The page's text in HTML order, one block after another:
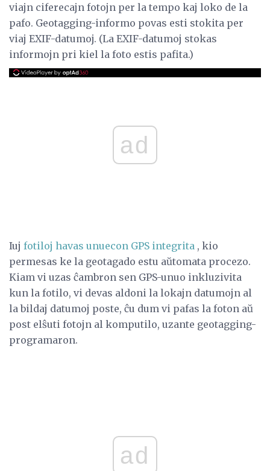
viajn ciferecajn fotojn per la tempo kaj loko de la
pafo. Geotagging-informo povas esti stokita per
viaj EXIF-datumoj. (La EXIF-datumoj stokas
informojn pri kiel la foto estis pafita.)
ad
Iuj fotiloj havas unuecon GPS integrita , kio
permesas ke la geotagado estu aŭtomata procezo.
Kiam vi uzas ĉambron sen GPS-unuo inkluzivita
kun la fotilo, vi devas aldoni la lokajn datumojn al
la bildaj datumoj poste, ĉu dum vi pafas la foton aŭ
post elŝuti fotojn al komputilo, uzante geotagging-
programaron.
ad